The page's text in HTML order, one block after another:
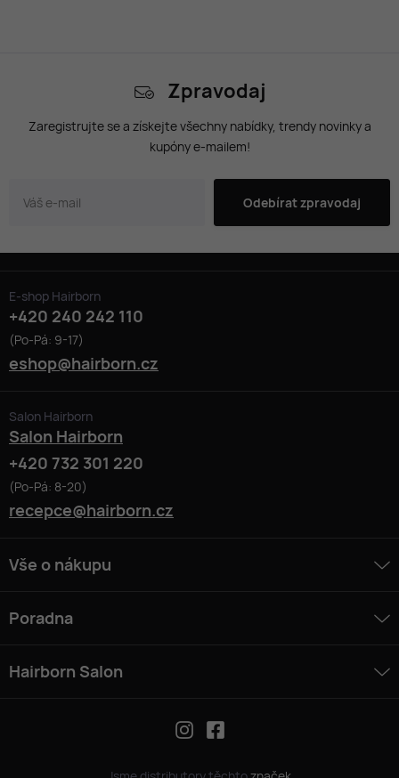
Zpravodaj
Zaregistrujte se a získejte všechny nabídky, trendy novinky a
kupóny e-mailem!
Odebírat zpravodaj
E-shop Hairborn
+420 240 242 110
(Po-Pá: 9-17)
eshop@hairborn.cz
Salon Hairborn
Salon Hairborn
+420 732 301 220
(Po-Pá: 8-20)
recepce@hairborn.cz
Vše o nákupu
Poradna
Hairborn Salon